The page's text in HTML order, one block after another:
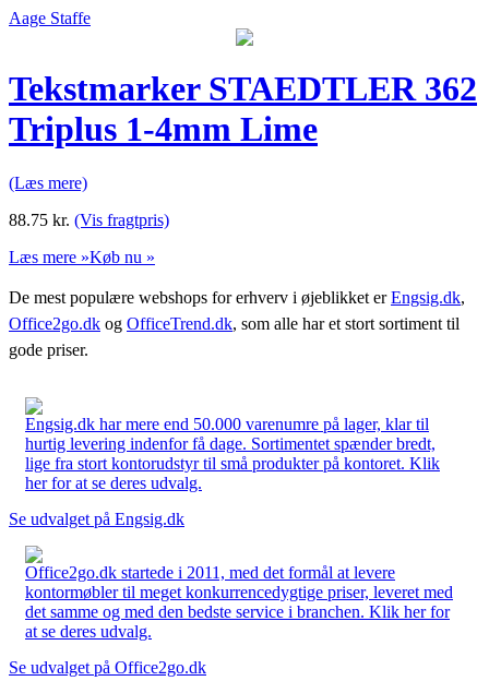
Aage Staffe
Tekstmarker STAEDTLER 362
Triplus 1-4mm Lime
(Læs mere)
88.75 kr. (Vis fragtpris)
Læs mere »Køb nu »
De mest populære webshops for erhverv i øjeblikket erEngsig.dk,
Office2go.dk og OfficeTrend.dk, som alle har et stort sortiment til
gode priser.
Engsig.dk har mere end 50.000 varenumre på lager, klar til
hurtig levering indenfor få dage. Sortimentet spænder bredt,
lige fra stort kontorudstyr til små produkter på kontoret. Klik
her for at se deres udvalg.
Se udvalget på Engsig.dk
Office2go.dk startede i 2011, med det formål at levere
kontormøbler til meget konkurrencedygtige priser, leveret med
det samme og med den bedste service i branchen. Klik her for
at se deres udvalg.
Se udvalget på Office2go.dk